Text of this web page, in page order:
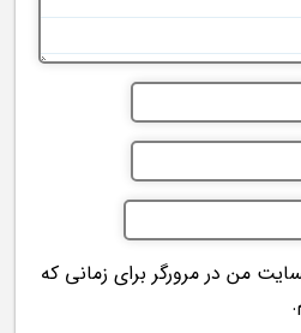
من در مرورگر برای زمانی که